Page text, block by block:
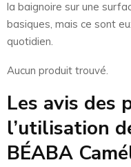
la baignoire sur une
basiques, mais ce sont
quotidien.
Aucun produit trouvé.
Les avis des
l’utilisation
BÉABA